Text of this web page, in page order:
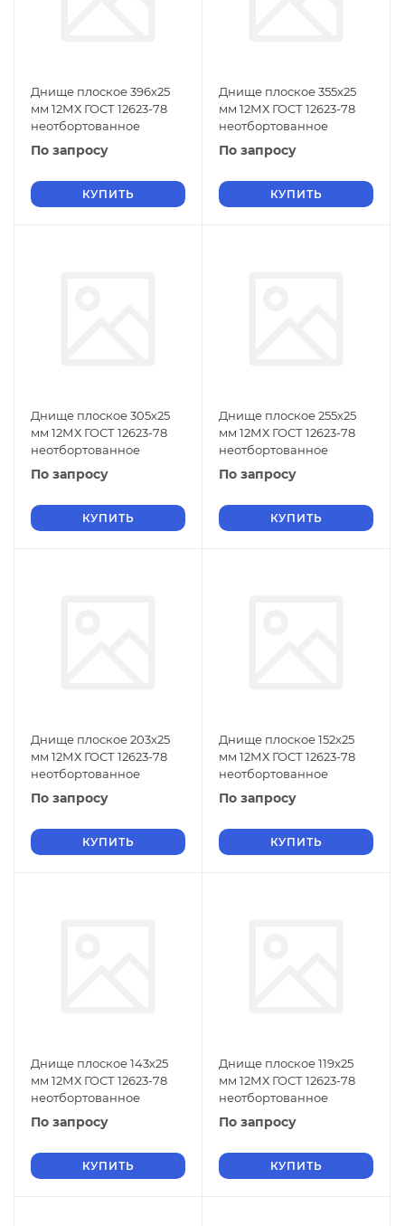
Днище плоское 396х25
мм 12МХ ГОСТ 12623-78
неотбортованное
По запросу
КУПИТЬ
Днище плоское 355х25
мм 12МХ ГОСТ 12623-78
неотбортованное
По запросу
КУПИТЬ
Днище плоское 305х25
мм 12МХ ГОСТ 12623-78
неотбортованное
По запросу
КУПИТЬ
Днище плоское 255х25
мм 12МХ ГОСТ 12623-78
неотбортованное
По запросу
КУПИТЬ
Днище плоское 203х25
мм 12МХ ГОСТ 12623-78
неотбортованное
По запросу
КУПИТЬ
Днище плоское 152х25
мм 12МХ ГОСТ 12623-78
неотбортованное
По запросу
КУПИТЬ
Днище плоское 143х25
мм 12МХ ГОСТ 12623-78
неотбортованное
По запросу
КУПИТЬ
Днище плоское 119х25
мм 12МХ ГОСТ 12623-78
неотбортованное
По запросу
КУПИТЬ